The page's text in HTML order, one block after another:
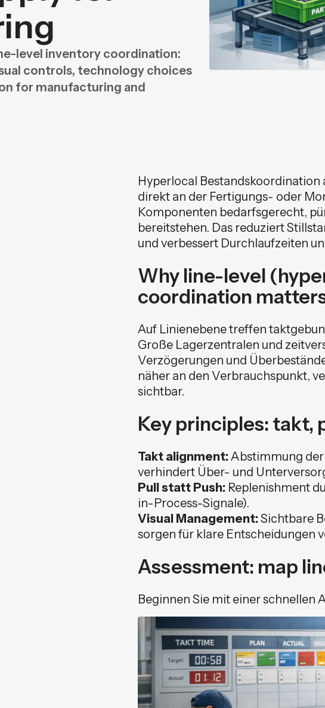
Coming soon
level inventory coordination:
controls, technology choices
for manufacturing and
Hyperlocal
direkt an der Fertigungs- oder
Komponenten bedarfsgerecht,
bereitstehen. Das reduziert
und verbessert Durchlaufzeiten
Why line-level
coordination
Auf Linienebene treffen
Große Lagerzentralen und
Verzögerungen und
näher an den Verbrauchspunkt,
sichtbar.
Key principles: takt,
Takt alignment:Abstimmung der
verhindert Über- und
Pull statt Push:Replenishment
in-Process-Signale).
Visual Management:Sichtbare
sorgen für klare Entscheidungen
Assessment: map
Beginnen Sie mit einer schnellen